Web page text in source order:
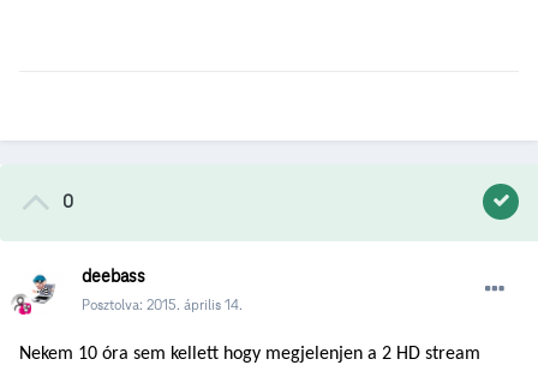
0
deebass
Posztolva: 2015. április 14.
Nekem 10 óra sem kellett hogy megjelenjen a 2 HD stream